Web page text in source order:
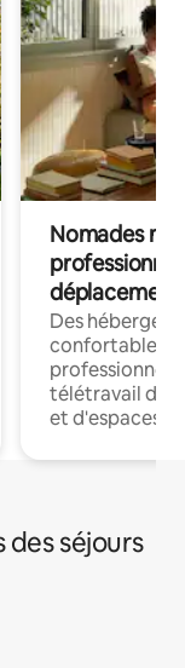
Nomades
déplacement
Des
confortables
professionnels
télétravail
et d'espaces
séjours